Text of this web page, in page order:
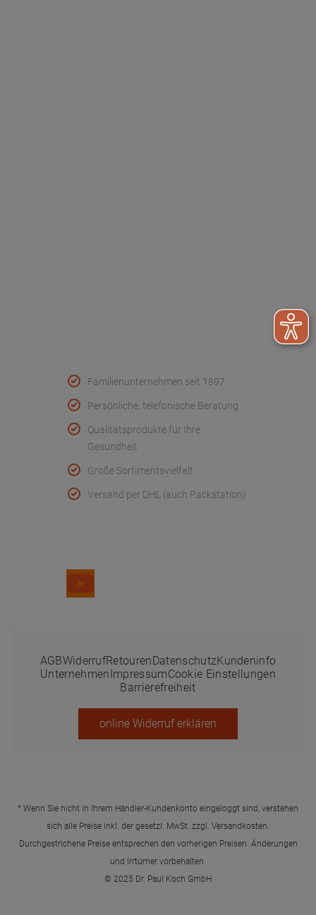
Familienunternehmen seit 1897
Persönliche, telefonische Beratung
Qualitätsprodukte für Ihre
Gesundheit
Große Sortimentsvielfalt
Versand per DHL (auch Packstation)
AGBWiderrufRetouren DatenschutzKundeninfo
Unternehmen ImpressumCookie Einstellungen
Barrierefreiheit
online Widerruf erklären
* Wenn Sie nicht in Ihrem Händler-Kundenkonto eingeloggt sind, verstehen
sich alle Preise inkl. der gesetzl. MwSt. zzgl. Versandkosten.
Durchgestrichene Preise entsprechen den vorherigen Preisen. Änderungen
und Irrtümer vorbehalten.
© 2025 Dr. Paul Koch GmbH